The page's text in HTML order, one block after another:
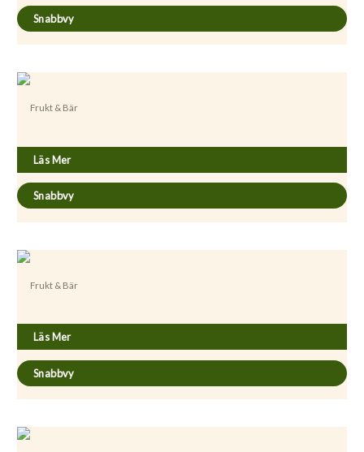
Snabbvy
Frukt & Bär
Läs Mer
Snabbvy
Frukt & Bär
Läs Mer
Snabbvy